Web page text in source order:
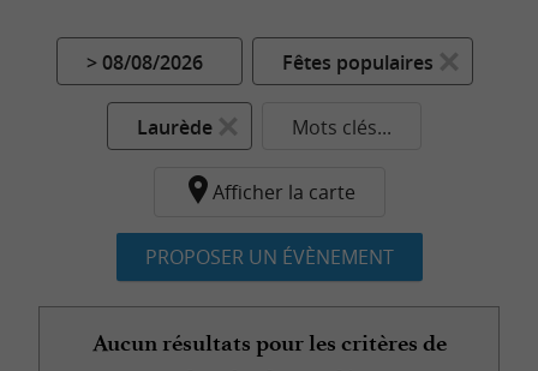
> 08/08/2026 Fêtes populaires
Laurède Mots clés...
Afficher la carte
PROPOSER UN ÉVÈNEMENT
Aucun résultats pour les critères de